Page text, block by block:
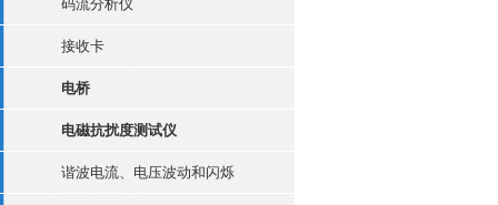
码流分析仪
接收卡
电桥
电磁抗扰度测试仪
谐波电流、电压波动和闪烁